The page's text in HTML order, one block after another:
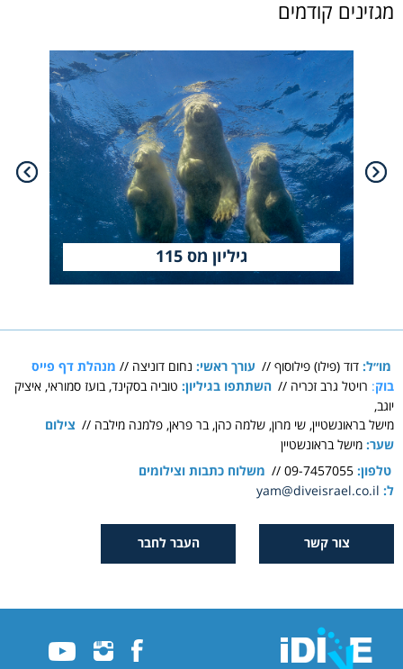
מגזינים קודמים
גיליון מס 115
מו״ל: דוד (פילו) פילוסוף // עורך ראשי: נחום דוניצה // מנהלת דף פייס
בוק: רויטל גרב זכריה // השתתפו בגיליון: טוביה בסקינד,בועז סמוראי, איציק
יוגב,
מישל בראונשטיין, שי מרון, שלמה כהן, בר פראן, פלמנה מילבה // צילום
שער: מישל בראונשטיין
טלפון: 09-7457055
// משלוח כתבות וצילומים
ל: yam@diveisrael.co.il
צור קשר העבר לחבר